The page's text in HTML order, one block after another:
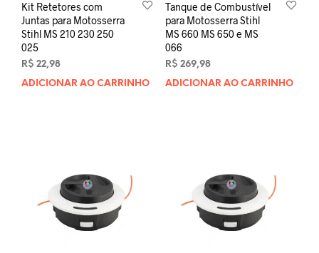
Kit Retetores com
Juntas para Motosserra
Stihl MS 210 230 250
025
R$ 22,98
ADICIONAR AO CARRINHO
Tanque de Combustível
para Motosserra Stihl
MS 660 MS 650 e MS
066
R$ 269,98
ADICIONAR AO CARRINHO